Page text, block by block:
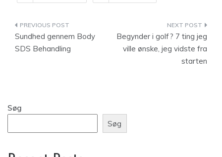
Indlægsnavigation
Sundhed gennem Body
SDS Behandling
Begynder i golf? 7 ting jeg
ville ønske, jeg vidste fra
starten
Søg
Søg